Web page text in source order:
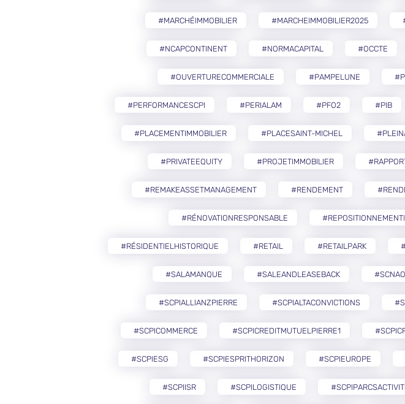
#MARCHÉIMMOBILIER #MARCHEIMMOBILIER2025
#NCAPCONTINENT #NORMACAPITAL #OCCTE
#OUVERTURECOMMERCIALE #PAMPELUNE
#PERFORMANCESCPI #PERIALAM #PFO2 #PIB
#PLACEMENTIMMOBILIER #PLACESAINT-MICHEL
#PRIVATEEQUITY #PROJETIMMOBILIER
#REMAKEASSETMANAGEMENT #RENDEMENT
#RÉNOVATIONRESPONSABLE
#RÉSIDENTIELHISTORIQUE #RETAIL #RETAILPARK
#SALAMANQUE #SALEANDLEASEBACK
#SCPIALLIANZPIERRE #SCPIALTACONVICTIONS
#SCPICOMMERCE #SCPICREDITMUTUELPIERRE1
#SCPIESG #SCPIESPRITHORIZON #SCPIEUROPE
#SCPIISR #SCPILOGISTIQUE